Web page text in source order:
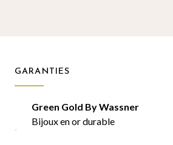
GARANTIES
Green Gold By Wassner
Bijoux en or durable